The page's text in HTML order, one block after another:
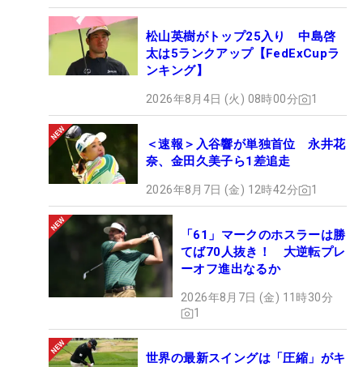
松山英樹がトップ25入り 中島啓
太は5ランクアップ【FedExCupラ
ンキング】
2026年8月4日 (火) 08時00分 1
＜速報＞入谷響が単独首位 永井花
奈、金田久美子ら1差追走
2026年8月7日 (金) 12時42分 1
「61」マークのホスラーは勝
てば70人抜き！ 大逆転プレ
ーオフ進出なるか
2026年8月7日 (金) 11時30分
1
世界の最新スイングは「圧縮」がキ